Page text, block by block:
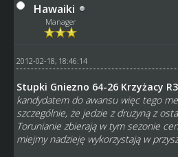
Hawaiki
Manager
2012-02-18, 18:46:14
Stupki Gniezno 64-26 Krzyżacy
kandydatem do awansu więc tego
szczególnie, że jedzie z drużyną z
Torunianie zbierają w tym sezonie
miejmy nadzieję wykorzystają w